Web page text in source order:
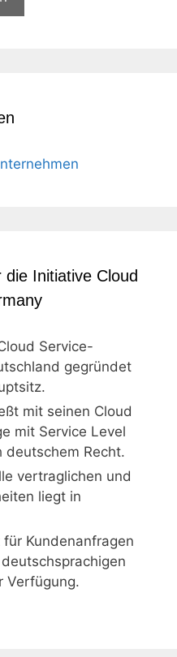
Initiative Cloud
Service-
gegründet
mit seinen Cloud
mit Service Level
deutschem Recht.
vertraglichen und
liegt in
Kundenanfragen
Verfügung.